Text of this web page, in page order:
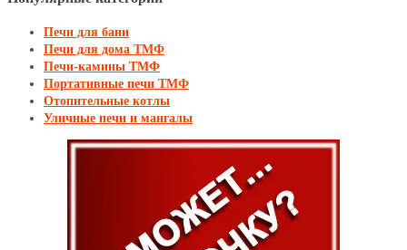
Печи для бани
Печи для дома ТМФ
Печи-камины ТМФ
Портативные печи ТМФ
Отопительные котлы
Уличные печи и мангалы